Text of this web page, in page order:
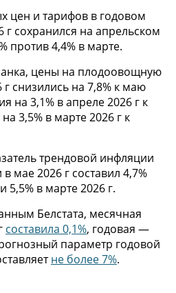
цен и тарифов в годовом
сохранился на апрельском
против 4,4% в марте.
цены на плодоовощную
снизились на 7,8% к маю
на 3,1% в апреле 2026 г к
3,5% в марте 2026 г к
трендовой инфляции
мае 2026 г составил 4,7%
5,5% в марте 2026 г.
Белстата, месячная
составила 0,1%, годовая —
параметр годовой
не более 7%.